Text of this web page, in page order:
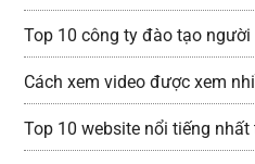
Top 10 công ty đào tạo
Cách xem video được xem
Top 10 website nổi tiếng nhất